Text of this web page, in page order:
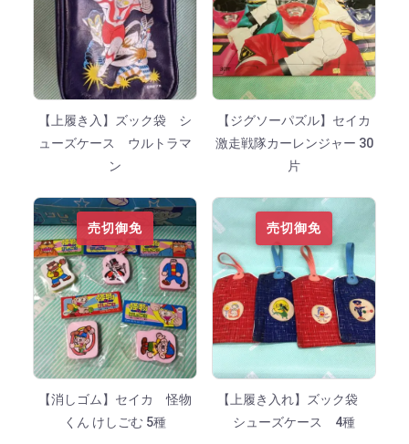
【上履き入】ズック袋 シ
ューズケース ウルトラマ
ン
【ジグソーパズル】セイカ
激走戦隊カーレンジャー 30
片
売切御免
【消しゴム】セイカ 怪物
くん けしごむ 5種
売切御免
【上履き入れ】ズック袋
シューズケース 4種